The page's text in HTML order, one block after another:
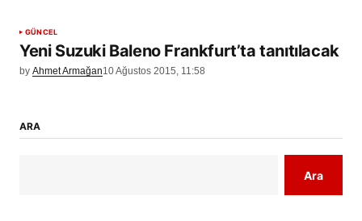
GÜNCEL
Yeni Suzuki Baleno Frankfurt’ta tanıtılacak
by Ahmet Armağan10 Ağustos 2015, 11:58
ARA
Ara